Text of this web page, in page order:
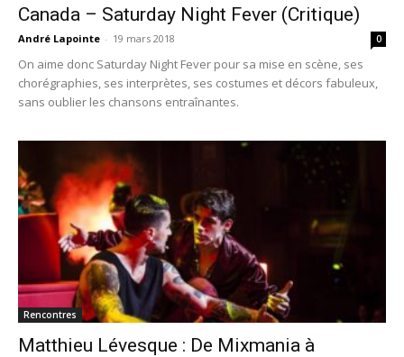
Canada – Saturday Night Fever (Critique)
André Lapointe - 19 mars 2018 0
On aime donc Saturday Night Fever pour sa mise en scène, ses
chorégraphies, ses interprètes, ses costumes et décors fabuleux,
sans oublier les chansons entraînantes.
Rencontres
Matthieu Lévesque : De Mixmania à